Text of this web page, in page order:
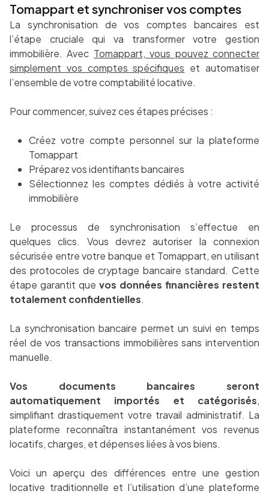
Tomappart et synchroniser vos comptes
La synchronisation de vos comptes bancaires est
l’étape cruciale qui va transformer votre gestion
immobilière. Avec Tomappart, vous pouvez connecter
simplement vos comptes spécifiques et automatiser
l’ensemble de votre comptabilité locative.
Pour commencer, suivez ces étapes précises :
Créez votre compte personnel sur la plateforme
Tomappart
Préparez vos identifiants bancaires
Sélectionnez les comptes dédiés à votre activité
immobilière
Le processus de synchronisation s’effectue en
quelques clics. Vous devrez autoriser la connexion
sécurisée entre votre banque et Tomappart, en utilisant
des protocoles de cryptage bancaire standard. Cette
étape garantit que vos données financières restent
totalement confidentielles.
La synchronisation bancaire permet un suivi en temps
réel de vos transactions immobilières sans intervention
manuelle.
Vos documents bancaires seront
automatiquement importés et catégorisés,
simplifiant drastiquement votre travail administratif. La
plateforme reconnaîtra instantanément vos revenus
locatifs, charges, et dépenses liées à vos biens.
Voici un aperçu des différences entre une gestion
locative traditionnelle et l’utilisation d’une plateforme